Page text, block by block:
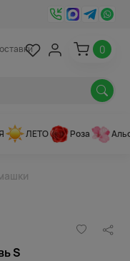
0
ЛЕТО Роза
S